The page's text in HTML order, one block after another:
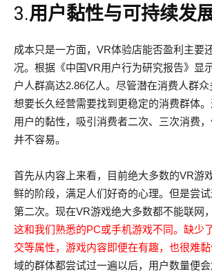
3.用户黏性与可持续发
成本只是一方面，VR体验店能否盈利主要
况。根据《中国VR用户行为研究报告》显
户人群高达2.86亿人。尽管潜在消费人群
想要长久经营需要找到更稳定的消费群体
用户的黏性，吸引消费者二次、三次消费
并不容易。
首先从内容上来看，目前绝大多数的VR游
鲜的阶段，满足人们好奇的心理。但是尝
第二次。现在VR游戏绝大多数都不能联网
这和我们熟悉的PC或手机游戏不同。缺少
交等属性，游戏内容即便在有趣，也很难黏
域的群体都尝试过一遍以后，用户数量便会